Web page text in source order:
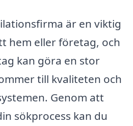
är en viktig
hem eller företag, och
kan göra en stor
till kvaliteten och
Genom att
sökprocess kan du